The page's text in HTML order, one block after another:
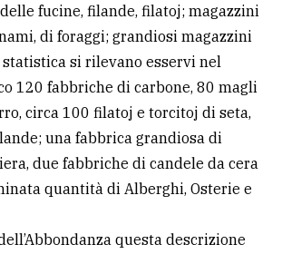
fucine, filande, filatoj; magazzini
di foraggi; grandiosi magazzini
statistica si rilevano esservi nel
120 fabbriche di carbone, 80 magli
circa 100 filatoj e torcitoj di seta,
una fabbrica grandiosa di
due fabbriche di candele da cera
quantità di Alberghi, Osterie e
questa descrizione